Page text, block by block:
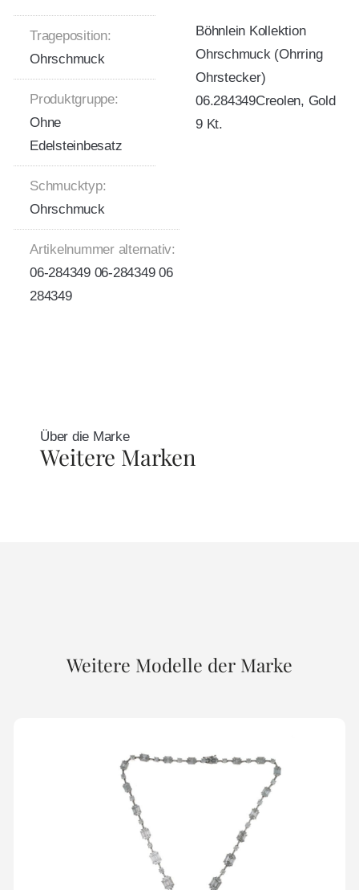
Trageposition:
Ohrschmuck
Produktgruppe:
Ohne
Edelsteinbesatz
Schmucktyp:
Ohrschmuck
Artikelnummer alternativ:
06-284349 06-284349 06
284349
Böhnlein Kollektion
Ohrschmuck (Ohrring
Ohrstecker)
06.284349Creolen, Gold
9 Kt.
Über die Marke
Weitere Marken
Weitere Modelle der Marke